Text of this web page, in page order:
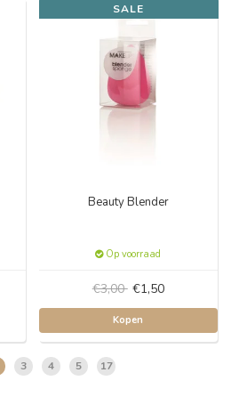
SALE
Beauty Blender
Op voorraad
€3,00 €1,50
Kopen
3 4 5 17